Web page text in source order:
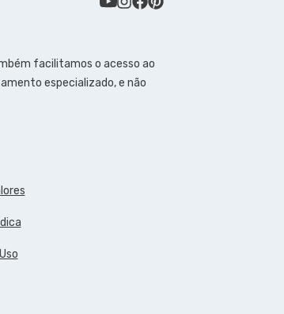
facilitamos o acesso ao
especializado, e não